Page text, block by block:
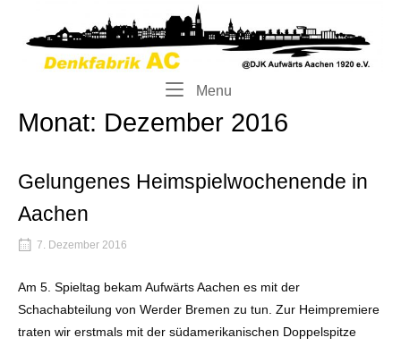
content
Menu
Monat: Dezember 2016
Gelungenes Heimspielwochenende in
Aachen
7. Dezember 2016
Am 5. Spieltag bekam Aufwärts Aachen es mit der
Schachabteilung von Werder Bremen zu tun. Zur Heimpremiere
traten wir erstmals mit der südamerikanischen Doppelspitze